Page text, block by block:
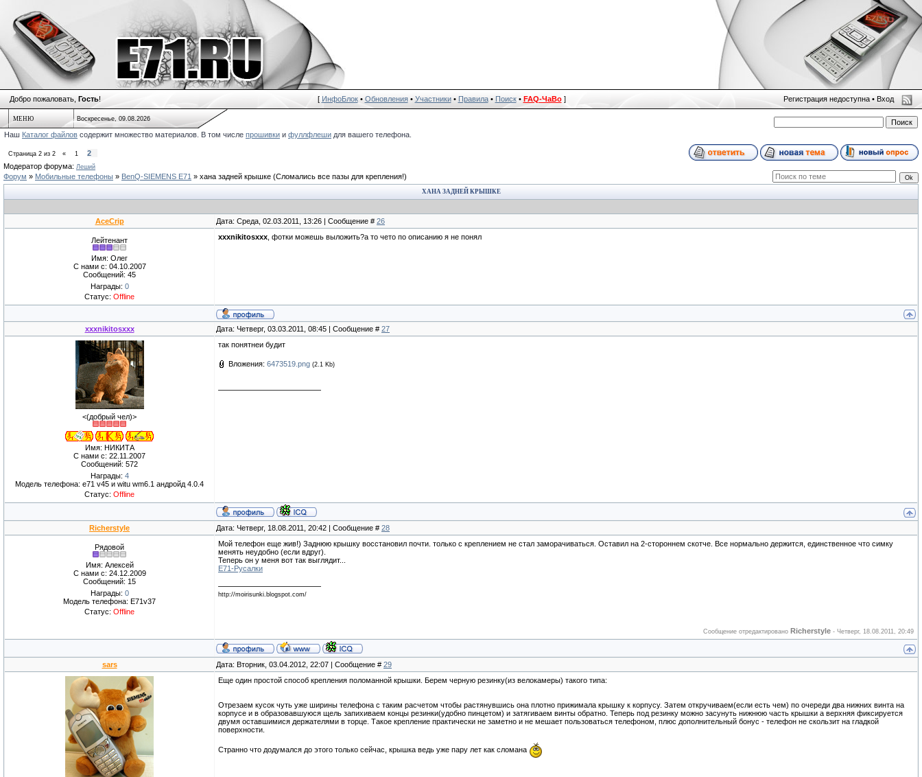
Добро пожаловать, Гость! [ ИнфоБлок• Обновления• Участники• Правила• Поиск• FAQ-ЧаВо] Регистрация недоступна • Вход
МЕНЮ Воскресенье, 09.08.2026
Наш Каталог файлов содержит множество материалов. В том числе прошивки и фуллфлеши для вашего телефона.
Страница 2 из 2 « 1
2
Модератор форума: Леший
Форум » Мобильные телефоны » BenQ-SIEMENS E71 » хана задней крышке (Сломались все пазы для крепления!)
ХАНА ЗАДНЕЙ КРЫШКЕ
AceCrip Дата: Среда, 02.03.2011, 13:26 | Сообщение # 26
Лейтенант
Имя: Олег
С нами с: 04.10.2007
Сообщений: 45
Награды: 0
Статус: Offline
xxxnikitosxxx , фотки можешь выложить?а то чето по описанию я не понял
xxxnikitosxxx Дата: Четверг, 03.03.2011, 08:45 | Сообщение # 27
<(добрый чел)>
Имя: НИКИТА
С нами с: 22.11.2007
Сообщений: 572
Награды: 4
Модель телефона: e71 v45 и witu wm6.1 андройд 4.0.4
Статус: Offline
так понятнеи будит
Вложения: 6473519.png (2.1 Kb)
Richerstyle Дата: Четверг, 18.08.2011, 20:42 | Сообщение # 28
Рядовой
Имя: Алексей
С нами с: 24.12.2009
Сообщений: 15
Награды: 0
Модель телефона: E71v37
Статус: Offline
Мой телефон еще жив!) Заднюю крышку восстановил почти. только с креплением не стал заморачиваться. Оставил на 2-стороннем скотче. Все нормально держится, единственное что симку
менять неудобно (если вдруг).
Теперь он у меня вот так выглядит...
Е71-Русалки
http://moirisunki.blogspot.com/
Сообщение отредактировано Richerstyle - Четверг, 18.08.2011, 20:49
sars Дата: Вторник, 03.04.2012, 22:07 | Сообщение # 29
Еще один простой способ крепления поломанной крышки. Берем черную резинку(из велокамеры) такого типа:
Отрезаем кусок чуть уже ширины телефона с таким расчетом чтобы растянувшись она плотно прижимала крышку к корпусу. Затем откручиваем(если есть чем) по очереди два нижних винта на
корпусе и в образовавшуюся щель запихиваем концы резинки(удобно пинцетом) и затягиваем винты обратно. Теперь под резинку можно засунуть нижнюю часть крышки а верхняя фиксируется
двумя оставшимися держателями в торце. Такое крепление практически не заметно и не мешает пользоваться телефоном, плюс дополнительный бонус - телефон не скользит на гладкой
поверхности.
Странно что додумался до этого только сейчас, крышка ведь уже пару лет как сломана